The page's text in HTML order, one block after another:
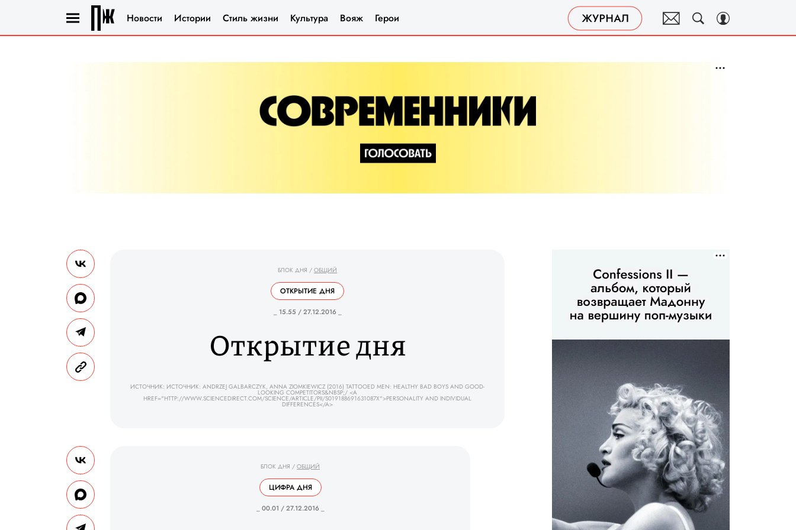
Новости Истории Стиль жизни Культура Вояж Герои
БЛОК ДНЯ / ОБЩИЙ
ОТКРЫТИЕ ДНЯ
_ 15.55 / 27.12.2016 _
Открытие дня
ИСТОЧНИК: ИСТОЧНИК: ANDRZEJ GALBARCZYK, ANNA ZIOMKIEWICZ (2016) TATTOOED MEN: HEALTHY BAD BOYS AND GOOD-
LOOKING COMPETITORS&NBSP;/ <A
HREF="HTTP://WWW.SCIENCEDIRECT.COM/SCIENCE/ARTICLE/PII/S019188691631087X">PERSONALITY AND INDIVIDUAL
DIFFERENCES</A>
БЛОК ДНЯ / ОБЩИЙ
ЦИФРА ДНЯ
_ 00.01 / 27.12.2016 _